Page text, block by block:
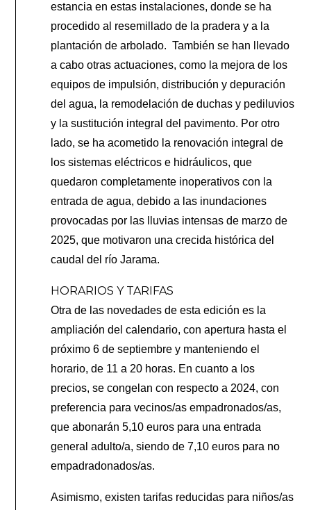
estancia en estas instalaciones, donde se ha
procedido al resemillado de la pradera y a la
plantación de arbolado. También se han llevado
a cabo otras actuaciones, como la mejora de los
equipos de impulsión, distribución y depuración
del agua, la remodelación de duchas y pediluvios
y la sustitución integral del pavimento. Por otro
lado, se ha acometido la renovación integral de
los sistemas eléctricos e hidráulicos, que
quedaron completamente inoperativos con la
entrada de agua, debido a las inundaciones
provocadas por las lluvias intensas de marzo de
2025, que motivaron una crecida histórica del
caudal del río Jarama.
HORARIOS Y TARIFAS
Otra de las novedades de esta edición es la
ampliación del calendario, con apertura hasta el
próximo 6 de septiembre y manteniendo el
horario, de 11 a 20 horas. En cuanto a los
precios, se congelan con respecto a 2024, con
preferencia para vecinos/as empadronados/as,
que abonarán 5,10 euros para una entrada
general adulto/a, siendo de 7,10 euros para no
empadradonados/as.
Asimismo, existen tarifas reducidas para niños/as